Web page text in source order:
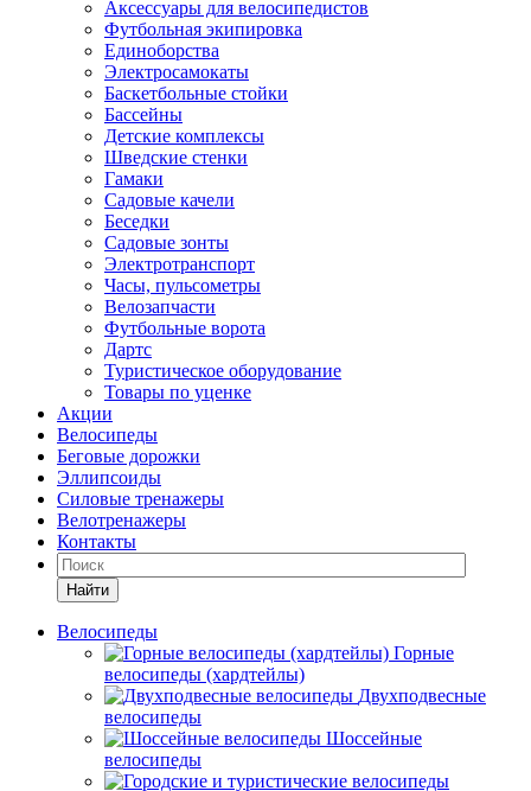
Аксессуары для велосипедистов
Футбольная экипировка
Единоборства
Электросамокаты
Баскетбольные стойки
Бассейны
Детские комплексы
Шведские стенки
Гамаки
Садовые качели
Беседки
Садовые зонты
Электротранспорт
Часы, пульсометры
Велозапчасти
Футбольные ворота
Дартс
Туристическое оборудование
Товары по уценке
Акции
Велосипеды
Беговые дорожки
Эллипсоиды
Силовые тренажеры
Велотренажеры
Контакты
Найти
Велосипеды
Горные
велосипеды (хардтейлы)
Двухподвесные
велосипеды
Шоссейные
велосипеды